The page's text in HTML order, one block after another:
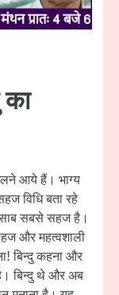
आये हैं। भाग्य
विधि बता रहे
सबसे सहज है।
और महत्वशाली
बिन्दु कहना और
है। बिन्दु थे और अब